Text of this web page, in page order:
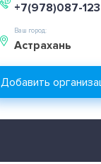
+7(978)087-
Ваш город:
Астрахань
Добавить